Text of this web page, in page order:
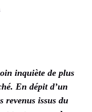
inquiète de plus
En dépit d’un
revenus issus du